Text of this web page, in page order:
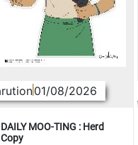
01/08/2026
DAILY MOO-TING : Herd
Copy